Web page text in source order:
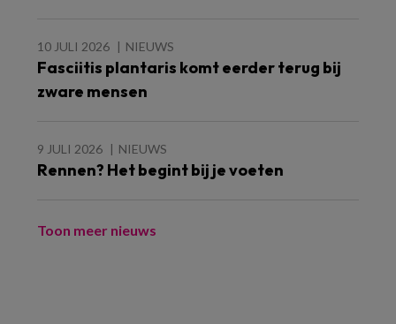
10 JULI 2026 NIEUWS
Fasciitis plantaris komt eerder terug bij
zware mensen
9 JULI 2026 NIEUWS
Rennen? Het begint bij je voeten
Toon meer nieuws